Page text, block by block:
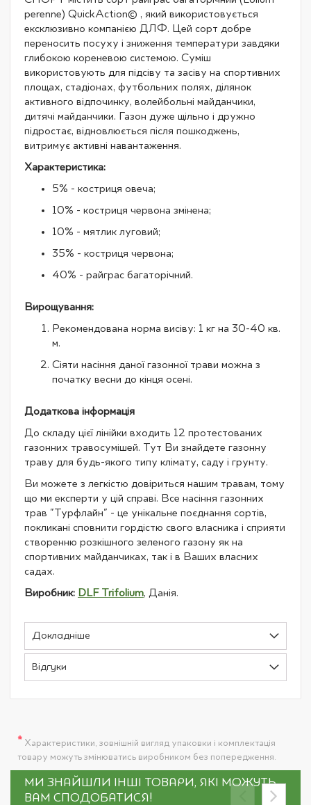
perenne) QuickAction© , який використовується
ексклюзивно компанією ДЛФ. Цей сорт добре
переносить посуху і зниження температури завдяки
глибокою кореневою системою. Суміш
використовують для підсіву та засіву на спортивних
площах, стадіонах, футбольних полях, ділянок
активного відпочинку, волейбольні майданчики,
дитячі майданчики. Газон дуже щільно і дружно
підростає, відновлюється після пошкоджень,
витримує активні навантаження.
Характеристика:
5% - костриця овеча;
10% - костриця червона змінена;
10% - мятлик луговий;
35% - костриця червона;
40% - райграс багаторічний.
Вирощування:
Рекомендована норма висіву: 1 кг на 30-40 кв.
м.
Сіяти насіння даної газонної трави можна з
початку весни до кінця осені.
Додаткова інформація
До складу цієї лінійки входить 12 протестованих
газонних травосумішей. Тут Ви знайдете газонну
траву для будь-якого типу клімату, саду і грунту.
Ви можете з легкістю довіриться нашим травам, тому
що ми експерти у цій справі. Все насіння газонних
трав "Турфлайн" - це унікальне поєднання сортів,
покликані сповнити гордістю свого власника і сприяти
створенню розкішного зеленого газону як на
спортивних майданчиках, так і в Ваших власних
садах.
Виробник: DLF Trifolium, Данія.
Докладніше
Відгуки
* Характеристики, зовнішній вигляд упаковки і комплектація
товару можуть змінюватись виробником без попередження.
МИ ЗНАЙШЛИ ІНШІ ТОВАРИ, ЯКІ МОЖУТЬ
ВАМ СПОДОБАТИСЯ!